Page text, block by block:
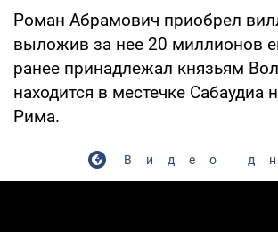
Роман Абрамович приобрел
выложив за нее 20 миллионов
ранее принадлежал князьям
находится в местечке Сабаудиа
Рима.
Видео